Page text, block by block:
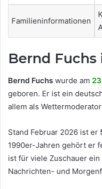
Familieninformationen
Bernd Fuchs
Bernd Fuchs wurde am
geboren. Er ist ein
allem als
Stand Februar 2026 ist er
1990er-Jahren gehört er
ist für viele Zuschauer
Nachrichten- und